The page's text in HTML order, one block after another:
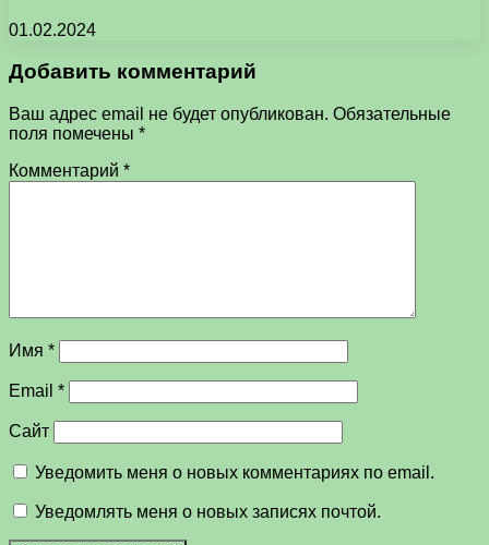
01.02.2024
Добавить комментарий
Ваш адрес email не будет опубликован. Обязательные
поля помечены *
Комментарий *
Имя *
Email *
Сайт
Уведомить меня о новых комментариях по email.
Уведомлять меня о новых записях почтой.